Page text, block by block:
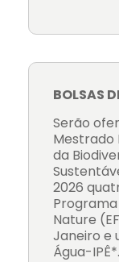
BOLSAS
Serão
Mestrado
da
2026
Nature
Janeiro e
Água-IPÊ*.